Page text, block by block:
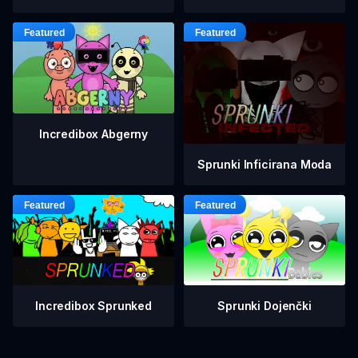
Incredibox Abgerny
Sprunki Inficirana Moda
Incredibox Sprunked Sprunki Dojenčki